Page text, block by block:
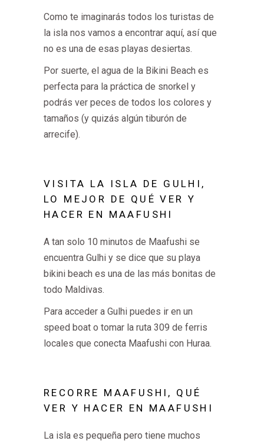
Como te imaginarás todos los turistas de
la isla nos vamos a encontrar aquí, así que
no es una de esas playas desiertas.
Por suerte, el agua de la Bikini Beach es
perfecta para la práctica de snorkel y
podrás ver peces de todos los colores y
tamaños (y quizás algún tiburón de
arrecife).
VISITA LA ISLA DE GULHI,
LO MEJOR DE QUÉ VER Y
HACER EN MAAFUSHI
A tan solo 10 minutos de Maafushi se
encuentra Gulhi y se dice que su playa
bikini beach es una de las más bonitas de
todo Maldivas.
Para acceder a Gulhi puedes ir en un
speed boat o tomar la ruta 309 de ferris
locales que conecta Maafushi con Huraa.
RECORRE MAAFUSHI, QUÉ
VER Y HACER EN MAAFUSHI
La isla es pequeña pero tiene muchos